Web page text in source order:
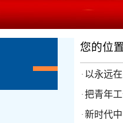
您的位
· 以永远
· 把青年
· 新时代